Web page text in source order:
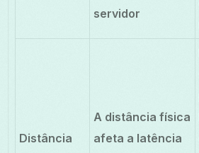
servidor
Distância
A distância física
afeta a latência